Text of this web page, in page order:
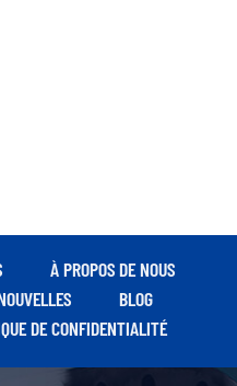
À PROPOS DE NOUS
BLOG
DE CONFIDENTIALITÉ